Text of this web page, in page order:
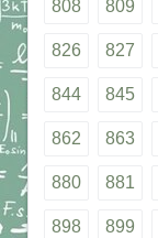
808 809
826 827
844 845
862 863
880 881
898 899